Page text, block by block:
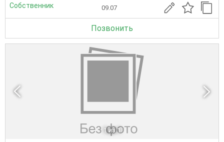
Собственник 09.07
Позвонить
1 из 1